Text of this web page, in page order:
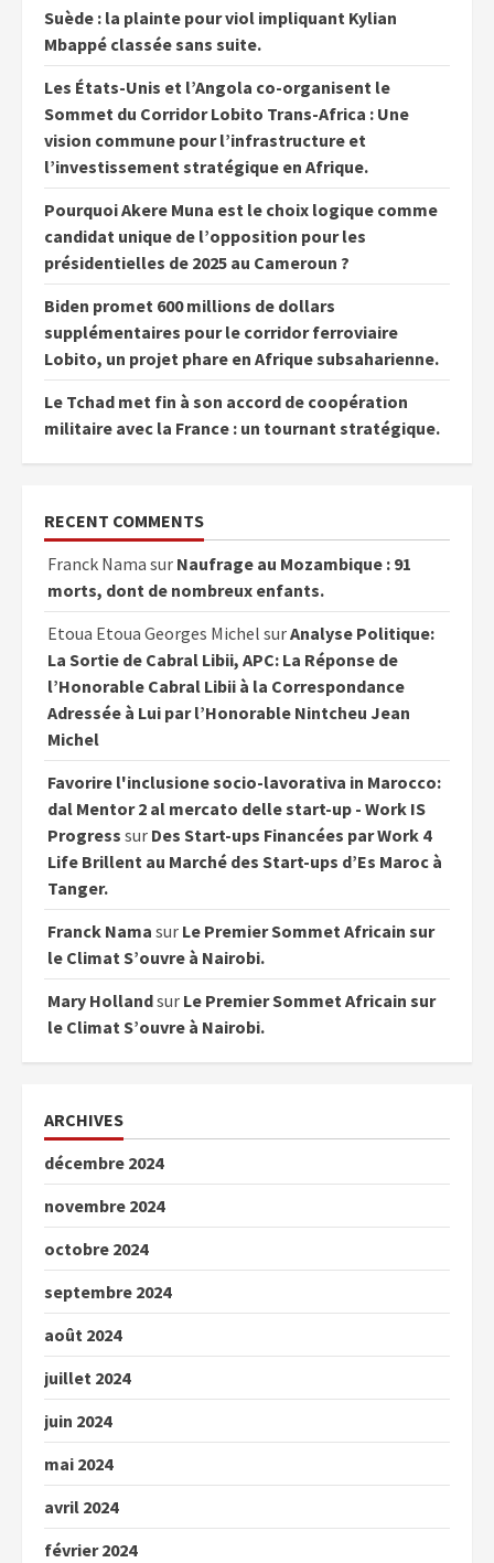
Suède : la plainte pour viol impliquant Kylian
Mbappé classée sans suite.
Les États-Unis et l’Angola co-organisent le
Sommet du Corridor Lobito Trans-Africa : Une
vision commune pour l’infrastructure et
l’investissement stratégique en Afrique.
Pourquoi Akere Muna est le choix logique comme
candidat unique de l’opposition pour les
présidentielles de 2025 au Cameroun ?
Biden promet 600 millions de dollars
supplémentaires pour le corridor ferroviaire
Lobito, un projet phare en Afrique subsaharienne.
Le Tchad met fin à son accord de coopération
militaire avec la France : un tournant stratégique.
RECENT COMMENTS
Franck Nama sur Naufrage au Mozambique : 91
morts, dont de nombreux enfants.
Etoua Etoua Georges Michel surAnalyse Politique:
La Sortie de Cabral Libii, APC: La Réponse de
l’Honorable Cabral Libii à la Correspondance
Adressée à Lui par l’Honorable Nintcheu Jean
Michel
Favorire l'inclusione socio-lavorativa in Marocco:
dal Mentor 2 al mercato delle start-up - Work IS
Progress sur Des Start-ups Financées par Work 4
Life Brillent au Marché des Start-ups d’Es Maroc à
Tanger.
Franck Nama sur Le Premier Sommet Africain sur
le Climat S’ouvre à Nairobi.
Mary Hollandsur Le Premier Sommet Africain sur
le Climat S’ouvre à Nairobi.
ARCHIVES
décembre 2024
novembre 2024
octobre 2024
septembre 2024
août 2024
juillet 2024
juin 2024
mai 2024
avril 2024
février 2024